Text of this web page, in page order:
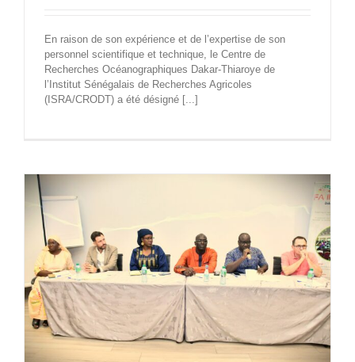
En raison de son expérience et de l’expertise de son
personnel scientifique et technique, le Centre de
Recherches Océanographiques Dakar-Thiaroye de
l’Institut Sénégalais de Recherches Agricoles
(ISRA/CRODT) a été désigné [...]